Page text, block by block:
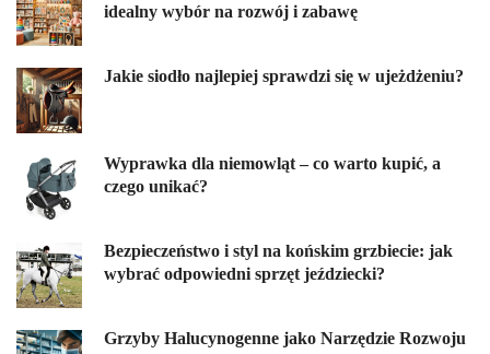
idealny wybór na rozwój i zabawę
Jakie siodło najlepiej sprawdzi się w ujeżdżeniu?
Wyprawka dla niemowląt – co warto kupić, a
czego unikać?
Bezpieczeństwo i styl na końskim grzbiecie: jak
wybrać odpowiedni sprzęt jeździecki?
Grzyby Halucynogenne jako Narzędzie Rozwoju